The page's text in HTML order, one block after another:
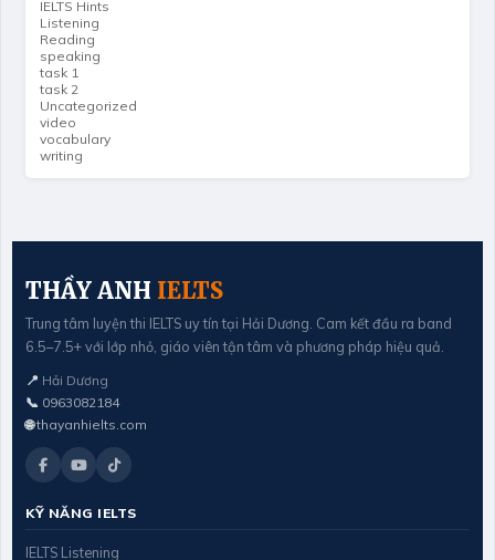
IELTS Hints
Listening
Reading
speaking
task 1
task 2
Uncategorized
video
vocabulary
writing
THẦY ANH IELTS
Trung tâm luyện thi IELTS uy tín tại Hải Dương. Cam kết đầu ra band
6.5–7.5+ với lớp nhỏ, giáo viên tận tâm và phương pháp hiệu quả.
📍 Hải Dương
📞 0963082184
🌐 thayanhielts.com
KỸ NĂNG IELTS
IELTS Listening